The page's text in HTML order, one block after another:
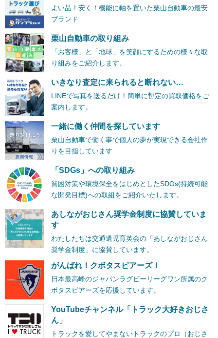
よい品！安く！機能に軸を置いた栗山自動車の最安
ブランド
栗山自動車の取り組み
「お客様」と「地球」を笑顔にするための様々な取
り組みをご紹介します。
いきなり査定に来られると断れない…
LINEで写真を送るだけ！簡単に暫定の買取価格をご
案内します。
一緒に働く仲間を探しています
栗山自動車で働く事で個人の夢が実現できる会社作
りを目指しています
「SDGs」への取り組み
貧困対策や環境保全をはじめとしたSDGs(持続可能
な開発目標)への取組をご紹介いたします。
あしながおじさん奨学金制度に協賛していま
す
わたしたちは交通遺児育英会の「あしながおじさん
奨学金制度」に協賛しています。
がんばれ！クボタスピアーズ！
日本最高峰のジャパンラグビーリーグワン所属のク
ボタスピアーズを応援しています。
YouTubeチャンネル「トラック大好きおじさ
ん」
トラックを愛してやまないトラックのプロ（おじさ